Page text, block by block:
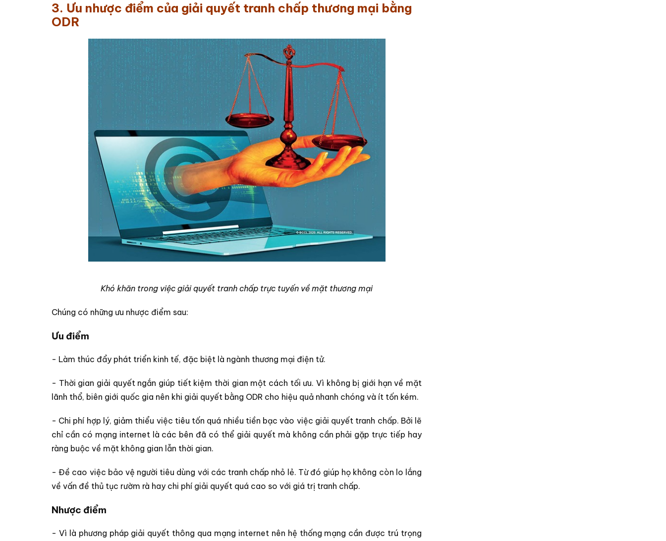
3. Ưu nhược điểm của giải quyết tranh chấp thương mại bằng
ODR
Khó khăn trong việc giải quyết tranh chấp trực tuyến về mặt thương mại
Chúng có những ưu nhược điểm sau:
Ưu điểm
- Làm thúc đẩy phát triển kinh tế, đặc biệt là ngành thương mại điện tử.
- Thời gian giải quyết ngắn giúp tiết kiệm thời gian một cách tối ưu. Vì không bị giới hạn về mặt
lãnh thổ, biên giới quốc gia nên khi giải quyết bằng ODR cho hiệu quả nhanh chóng và ít tốn kém.
- Chi phí hợp lý, giảm thiểu việc tiêu tốn quá nhiều tiền bạc vào việc giải quyết tranh chấp. Bởi lẽ
chỉ cần có mạng internet là các bên đã có thể giải quyết mà không cần phải gặp trực tiếp hay
ràng buộc về mặt không gian lẫn thời gian.
- Đề cao việc bảo vệ người tiêu dùng với các tranh chấp nhỏ lẻ. Từ đó giúp họ không còn lo lắng
về vấn đề thủ tục rườm rà hay chi phí giải quyết quá cao so với giá trị tranh chấp.
Nhược điểm
- Vì là phương pháp giải quyết thông qua mạng internet nên hệ thống mạng cần được trú trọng